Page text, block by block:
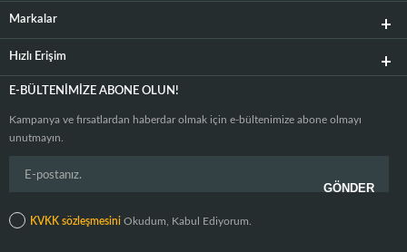
Markalar
Hızlı Erişim
E-BÜLTENIMIZE ABONE OLUN!
Kampanya ve fırsatlardan haberdar olmak için e-bültenimize abone olmayı
unutmayın.
KVKK sözleşmesini Okudum, Kabul Ediyorum.